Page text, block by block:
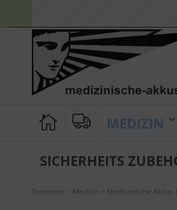
MEDIZIN
SICHERHEITS
Startseite » Medizin » Medizinische Akkus